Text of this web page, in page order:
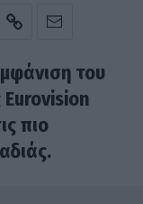
του
Eurovision
πιο